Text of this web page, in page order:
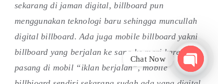
sekarang di jaman digital, billboard pun
menggunakan teknologi baru sehingga muncullah
digital billboard. Ada juga mobile billboard yakni
billboard yang berjalan ke sana ke mari karena di
pasang di mobil “iklan berjalan”, mobile
Chat Now
chaty